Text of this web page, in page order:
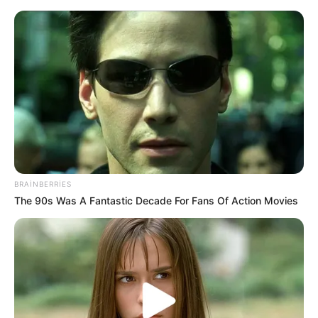
Azərbaycanda faciə:Ərlə arvadın
meyiti tapıldı
Azərbaycanda Boz ay bu tarixdə başlayır
BRAINBERRIES
The 90s Was A Fantastic Decade For Fans Of Action Movies